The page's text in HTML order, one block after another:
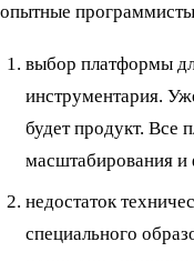
опытные
выбор платформы
инструментария.
будет продукт. Все
масштабирования и
недостаток
специального